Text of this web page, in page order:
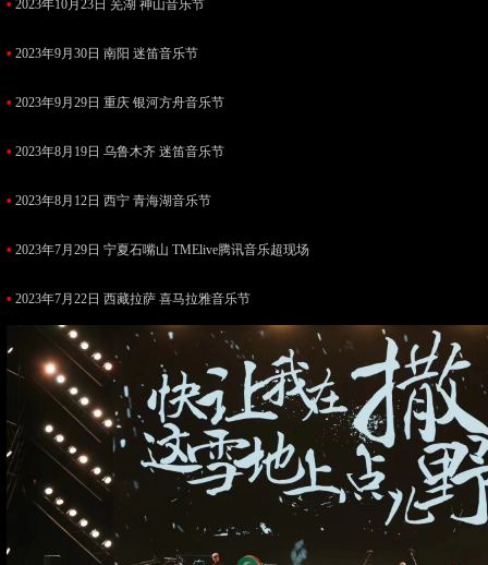
• 2023年10月23日 芜湖 神山音乐节
• 2023年9月30日 南阳 迷笛音乐节
• 2023年9月29日 重庆 银河方舟音乐节
• 2023年8月19日 乌鲁木齐 迷笛音乐节
• 2023年8月12日 西宁 青海湖音乐节
• 2023年7月29日 宁夏石嘴山 TMElive腾讯音乐超现场
• 2023年7月22日 西藏拉萨 喜马拉雅音乐节